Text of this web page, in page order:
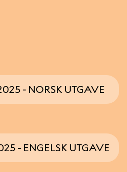
- NORSK UTGAVE
- ENGELSK UTGAVE